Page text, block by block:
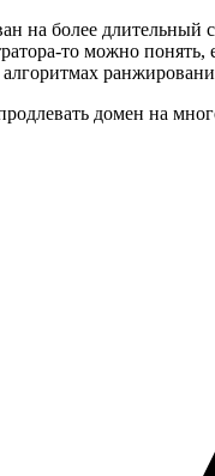
на более
то можно
домен на